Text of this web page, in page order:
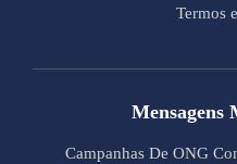
Termos
Mensagens
Campanhas De ONG